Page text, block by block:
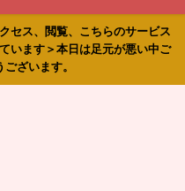
セス、閲覧、こちらのサービス
います＞本日は足元が悪い中ご
ざいます。